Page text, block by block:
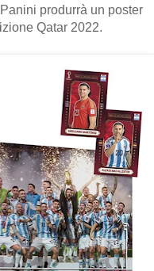
Panini produrrà un poster
Qatar 2022.